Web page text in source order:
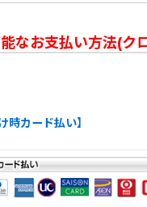
なお支払い方法(ク
時カード払い】